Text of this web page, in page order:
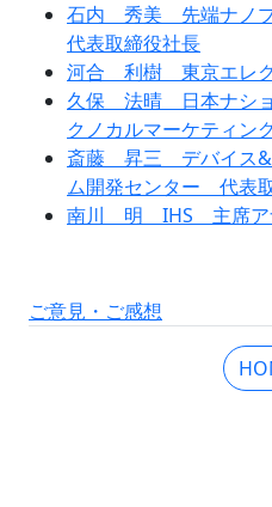
石内 秀美 先端ナノ
代表取締役社長
河合 利樹 東京エレ
久保 法晴 日本ナシ
クノカルマーケティン
斎藤 昇三 デバイス&
ム開発センター 代表
南川 明 IHS 主席ア
ご意見・ご感想